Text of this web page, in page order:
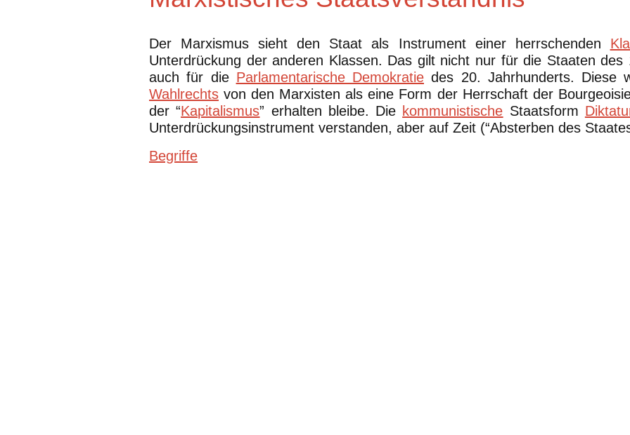
Der Marxismus sieht den Staat als Instrument einer herrschenden
Unterdrückung der anderen Klassen. Das gilt nicht nur für die Staaten des
auch für die Parlamentarische Demokratie des 20. Jahrhunderts. Diese
Wahlrechts von den Marxisten als eine Form der Herrschaft der
der “Kapitalismus” erhalten bleibe. Die kommunistische Staatsform
Unterdrückungsinstrument verstanden, aber auf Zeit (“Absterben des
Begriffe